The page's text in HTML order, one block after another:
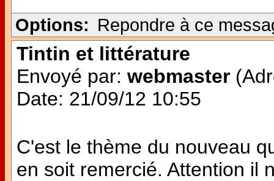
Options: Repondre à ce
Tintin et littérature
Envoyé par: webmaster
Date: 21/09/12 10:55
C'est le thème du nouveau
en soit remercié. Attention il